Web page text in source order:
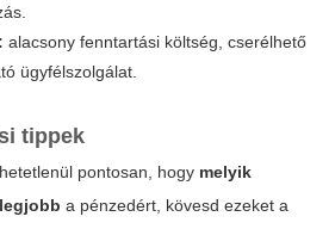
alacsony fenntartási költség, cserélhető
ügyfélszolgálat.
tippek
pontosan, hogy melyik
a pénzedért, kövesd ezeket a